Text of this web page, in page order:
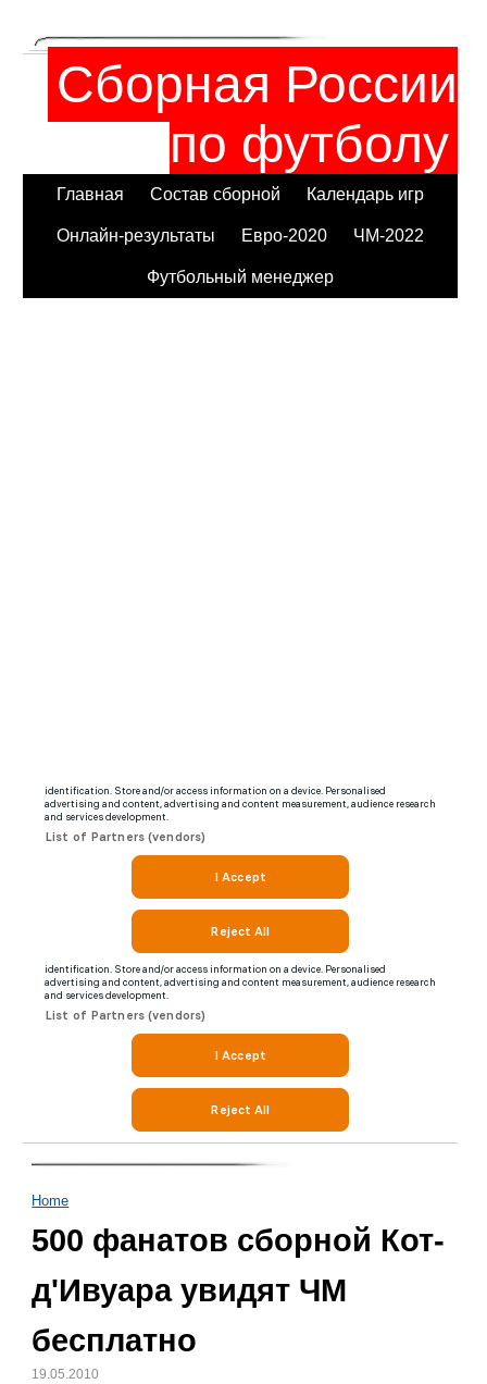
Сборная России
по футболу
Главная Состав сборной Календарь игр
Онлайн-результаты Евро-2020 ЧМ-2022
Футбольный менеджер
Home
500 фанатов сборной Кот-
д'Ивуара увидят ЧМ
бесплатно
19.05.2010